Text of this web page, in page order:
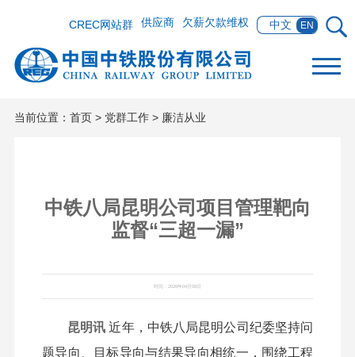
中文 EN
欠薪欠款维权
供应商
CREC网站群
当前位置： 首页> 党群工作> 廉洁从业
中铁八局昆明公司项目管理靶向
监督“三超一漏”
时间：2026年04月09日
昆明讯 近年，中铁八局昆明公司纪委坚持问
题导向、目标导向与结果导向相统一，围绕工程